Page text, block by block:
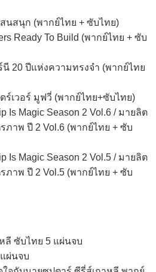
นสนุก (พากย์ไทย + ซับไทย)
Ready To Build (พากย์ไทย + ซับ
นี 20 ปีแห่งความทรงจำ (พากย์ไทย
ร์เวอร์ มูฟวี่ (พากย์ไทย+ซับไทย)
Is Magic Season 2 Vol.6 / มายลิต
ภาพ ปี 2 Vol.6 (พากย์ไทย + ซับ
Is Magic Season 2 Vol.5 / มายลิต
ภาพ ปี 2 Vol.5 (พากย์ไทย + ซับ
ลี ซับไทย 5 แผ่นจบ
ผ่นจบ